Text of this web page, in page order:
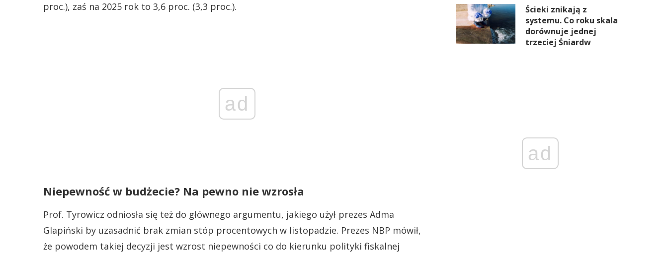
proc.), zaś na 2025 rok to 3,6 proc. (3,3 proc.).
ad
Niepewność w budżecie? Na pewno nie wzrosła
Prof. Tyrowicz odniosła się też do głównego argumentu, jakiego użył prezes Adma
Glapiński by uzasadnić brak zmian stóp procentowych w listopadzie. Prezes NBP mówił,
że powodem takiej decyzji jest wzrost niepewności co do kierunku polityki fiskalnej
Ścieki znikają z
systemu. Co roku skala
dorównuje jednej
trzeciej Śniardw
ad